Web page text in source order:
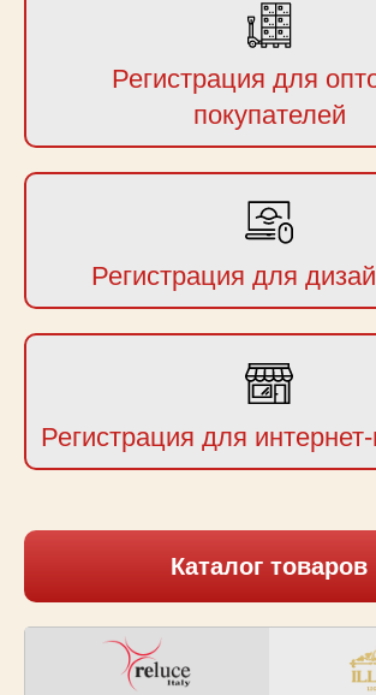
Регистрация для
покупателей
Регистрация для
Регистрация для
Каталог товаров